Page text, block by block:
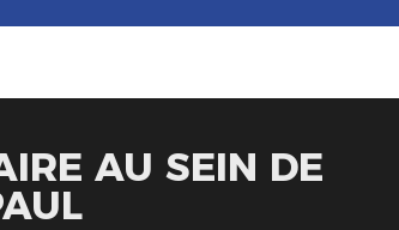
AU SEIN DE